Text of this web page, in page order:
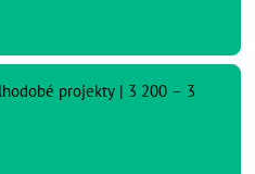
projekty | 3 200 – 3